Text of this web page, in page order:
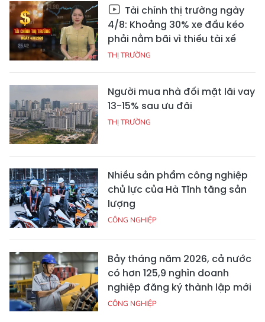
Tài chính thị trường ngày
4/8: Khoảng 30% xe đầu kéo
phải nằm bãi vì thiếu tài xế
THỊ TRƯỜNG
Người mua nhà đối mặt lãi vay
13-15% sau ưu đãi
THỊ TRƯỜNG
Nhiều sản phẩm công nghiệp
chủ lực của Hà Tĩnh tăng sản
lượng
CÔNG NGHIỆP
Bảy tháng năm 2026, cả nước
có hơn 125,9 nghìn doanh
nghiệp đăng ký thành lập mới
CÔNG NGHIỆP